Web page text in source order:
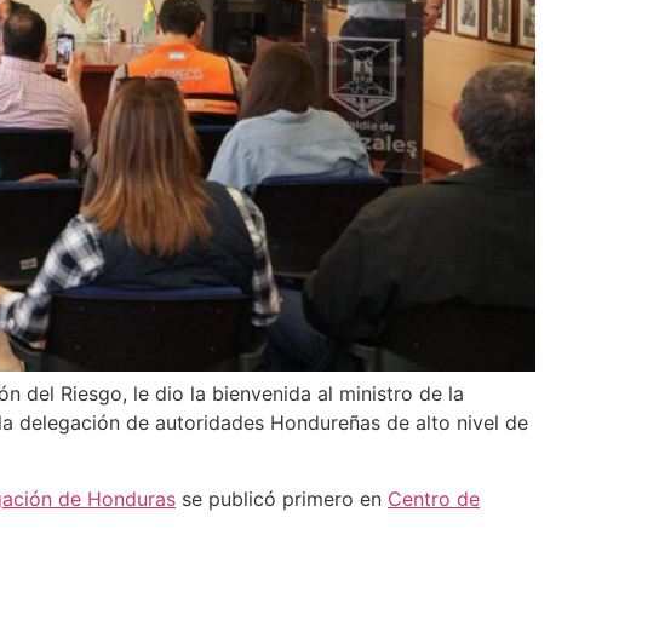
del Riesgo, le dio la bienvenida al ministro de la
delegación de autoridades Hondureñas de alto nivel de
de Honduras se publicó primero en Centro de